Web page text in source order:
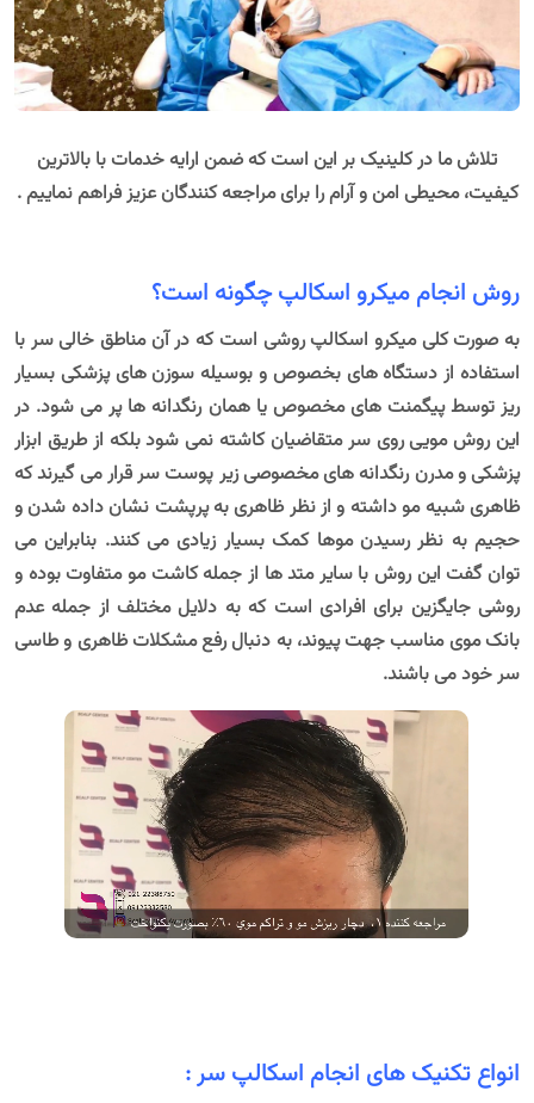
تلاش ما در کلینیک بر این است که ضمن ارایه خدمات با بالاترین
کیفیت، محیطی امن و آرام را برای مراجعه کنندگان عزیز فراهم نماییم .
روش انجام میکرو اسکالپ چگونه است؟
به صورت کلی میکرو اسکالپ روشی است که در آن مناطق خالی سر با
استفاده از دستگاه های بخصوص و بوسیله سوزن های پزشکی بسیار
ریز توسط پیگمنت های مخصوص یا همان رنگدانه ها پر می شود. در
این روش مویی روی سر متقاضیان کاشته نمی شود بلکه از طریق ابزار
پزشکی و مدرن رنگدانه های مخصوصی زیر پوست سر قرار می گیرند که
ظاهری شبیه مو داشته و از نظر ظاهری به پرپشت نشان داده شدن و
حجیم به نظر رسیدن موها کمک بسیار زیادی می کنند. بنابراین می
توان گفت این روش با سایر متد ها از جمله کاشت مو متفاوت بوده و
روشی جایگزین برای افرادی است که به دلایل مختلف از جمله عدم
بانک موی مناسب جهت پیوند، به دنبال رفع مشکلات ظاهری و طاسی
سر خود می باشند.
انواع تکنیک های انجام اسکالپ سر :